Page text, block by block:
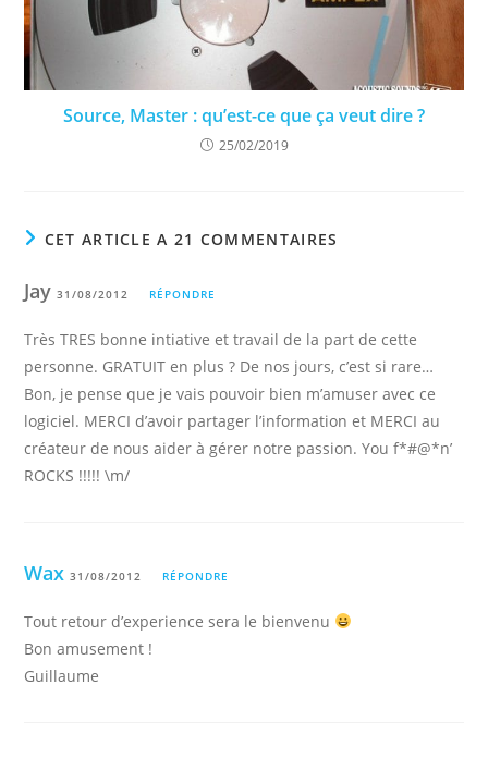
Source, Master : qu’est-ce que ça veut dire ?
25/02/2019
CET ARTICLE A 21 COMMENTAIRES
Jay31/08/2012 RÉPONDRE
Très TRES bonne intiative et travail de la part de cette
personne. GRATUIT en plus ? De nos jours, c’est si rare…
Bon, je pense que je vais pouvoir bien m’amuser avec ce
logiciel. MERCI d’avoir partager l’information et MERCI au
créateur de nous aider à gérer notre passion. You f*#@*n’
ROCKS !!!!! \m/
Wax 31/08/2012 RÉPONDRE
Tout retour d’experience sera le bienvenu
Bon amusement !
Guillaume